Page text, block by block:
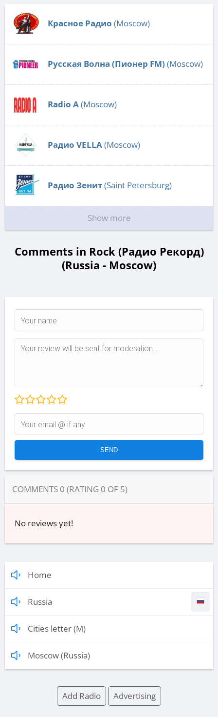
Красное Радио (Moscow)
Русская Волна (Пионер FM) (Moscow)
Radio А(Moscow)
Радио VELLA(Moscow)
Радио Зенит(Saint Petersburg)
Show more
Comments in Rock (Радио Рекорд)
(Russia - Moscow)
COMMENTS 0 (RATING 0 OF 5)
No reviews yet!
Home
Russia
Cities letter (M)
Moscow (Russia)
Add Radio Advertising